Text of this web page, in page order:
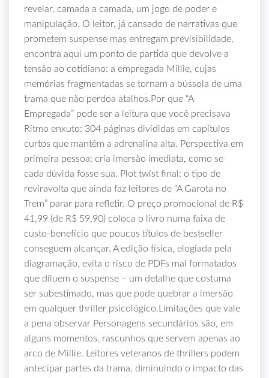
revelar, camada a camada, um jogo de poder e
manipulação. O leitor, já cansado de narrativas que
prometem suspense mas entregam previsibilidade,
encontra aqui um ponto de partida que devolve a
tensão ao cotidiano: a empregada Millie, cujas
memórias fragmentadas se tornam a bússola de uma
trama que não perdoa atalhos.Por que “A
Empregada” pode ser a leitura que você precisava
Ritmo enxuto: 304 páginas divididas em capítulos
curtos que mantêm a adrenalina alta. Perspectiva em
primeira pessoa: cria imersão imediata, como se
cada dúvida fosse sua. Plot twist final: o tipo de
reviravolta que ainda faz leitores de “A Garota no
Trem” parar para refletir. O preço promocional de R$
41,99 (de R$ 59,90) coloca o livro numa faixa de
custo‑benefício que poucos títulos de bestseller
conseguem alcançar. A edição física, elogiada pela
diagramação, evita o risco de PDFs mal formatados
que diluem o suspense – um detalhe que costuma
ser subestimado, mas que pode quebrar a imersão
em qualquer thriller psicológico.Limitações que vale
a pena observar Personagens secundários são, em
alguns momentos, rascunhos que servem apenas ao
arco de Millie. Leitores veteranos de thrillers podem
antecipar partes da trama, diminuindo o impacto das